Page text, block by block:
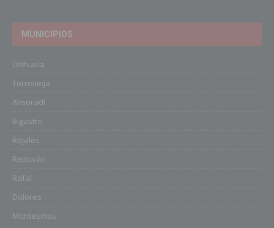
MUNICIPIOS
Orihuela
Torrevieja
Almoradí
Bigastro
Rojales
Redován
Rafal
Dolores
Montesinos